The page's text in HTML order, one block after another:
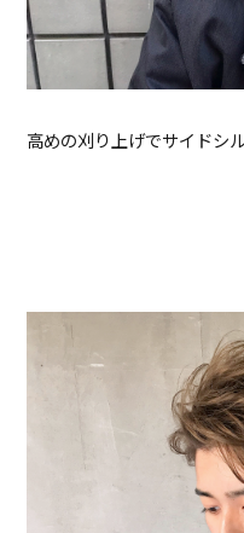
高めの刈り上げでサイドシ